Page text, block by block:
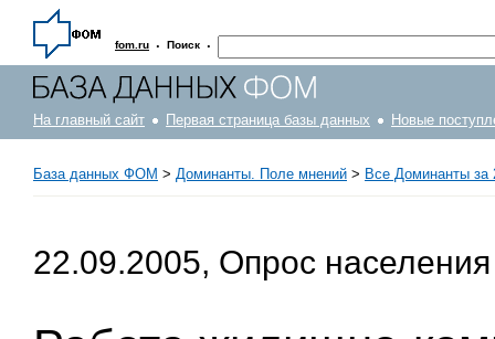
fom.ru · Поиск ·
На главный сайт Первая страница базы данных Новые
База данных ФОМ > Доминанты. Поле мнений > Все Доминанты за
22.09.2005, Опрос населения